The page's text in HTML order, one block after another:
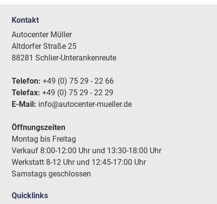
Kontakt
Autocenter Müller
Altdorfer Straße 25
88281 Schlier-Unterankenreute
Telefon: +49 (0) 75 29 - 22 66
Telefax: +49 (0) 75 29 - 22 29
E-Mail: info@autocenter-mueller.de
Öffnungszeiten
Montag bis Freitag
Verkauf 8:00-12:00 Uhr und 13:30-18:00 Uhr
Werkstatt 8-12 Uhr und 12:45-17:00 Uhr
Samstags geschlossen
Quicklinks